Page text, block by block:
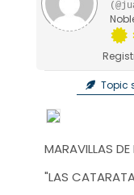
Topic
MARAVILLAS
"LAS